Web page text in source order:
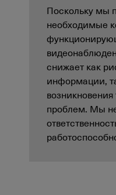
Поскольку мы
необходимые
снижает как
информации,
проблем. Мы